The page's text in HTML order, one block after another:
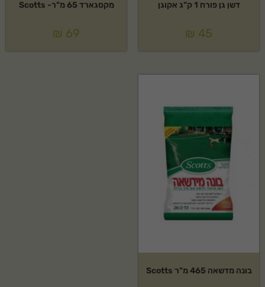
דשן גן פורח 1 ק"ג אקוגן
₪ 45
מקסגארד 65 מ"ר- Scotts
₪ 69
בונה מדשאה 465 מ"ר Scotts